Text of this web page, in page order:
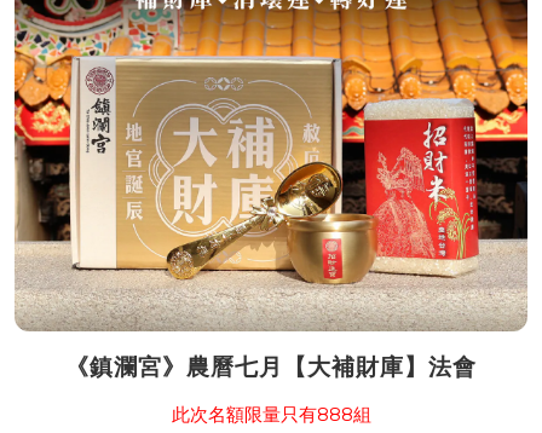
《鎮瀾宮》農曆七月【大補財庫】法會
此次名額限量只有888組